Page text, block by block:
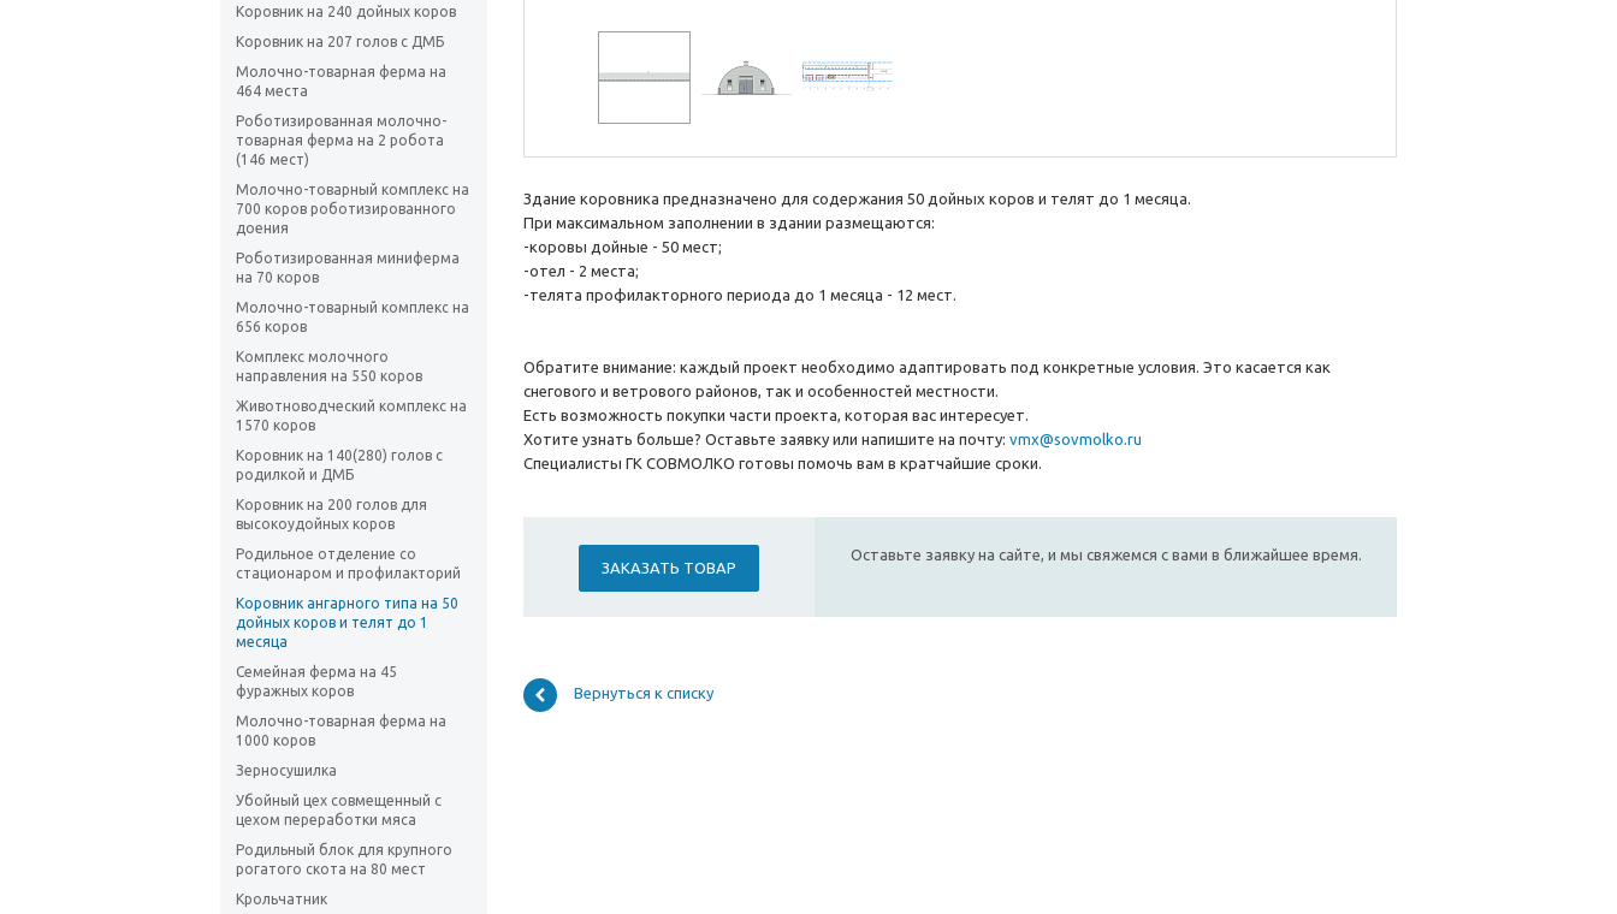
Коровник на 240 дойных коров
Коровник на 207 голов с ДМБ
Молочно-товарная ферма на
464 места
Роботизированная молочно-
товарная ферма на 2 робота
(146 мест)
Молочно-товарный комплекс на
700 коров роботизированного
доения
Роботизированная миниферма
на 70 коров
Молочно-товарный комплекс на
656 коров
Комплекс молочного
направления на 550 коров
Животноводческий комплекс на
1570 коров
Коровник на 140(280) голов с
родилкой и ДМБ
Коровник на 200 голов для
высокоудойных коров
Родильное отделение со
стационаром и профилакторий
Коровник ангарного типа на 50
дойных коров и телят до 1
месяца
Семейная ферма на 45
фуражных коров
Молочно-товарная ферма на
1000 коров
Зерносушилка
Убойный цех совмещенный с
цехом переработки мяса
Родильный блок для крупного
рогатого скота на 80 мест
Крольчатник
Здание коровника предназначено для содержания 50 дойных коров и телят до 1 месяца.
При максимальном заполнении в здании размещаются:
-коровы дойные - 50 мест;
-отел - 2 места;
-телята профилакторного периода до 1 месяца - 12 мест.
Обратите внимание: каждый проект необходимо адаптировать под конкретные условия. Это касается как
снегового и ветрового районов, так и особенностей местности.
Есть возможность покупки части проекта, которая вас интересует.
Хотите узнать больше? Оставьте заявку или напишите на почту: vmx@sovmolko.ru
Специалисты ГК СОВМОЛКО готовы помочь вам в кратчайшие сроки.
ЗАКАЗАТЬ ТОВАР
Оставьте заявку на сайте, и мы свяжемся с вами в ближайшее время.
Вернуться к списку